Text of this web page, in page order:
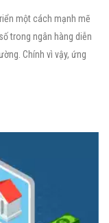
một cách mạnh mẽ
trong ngân hàng diễn
Chính vì vậy, ứng